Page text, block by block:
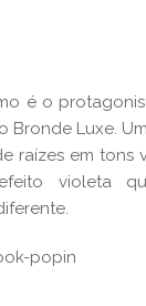
é o
Bronde Luxe.
raízes em tons
violeta